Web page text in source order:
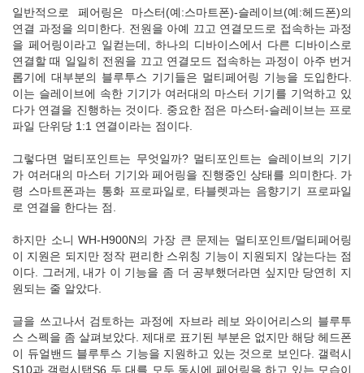
일반적으로 페어링은 마스터(예:스마트폰)-슬레이브(예:헤드폰)의
연결 과정을 의미한다. 전원을 아예 끄고 연결모드로 접속하는 과정
을 페어링이라고 일컫는데, 하나의 디바이스에서 다른 디바이스로
연결할 때 일일히 전원을 끄고 연결모드 접속하는 과정이 아주 번거
롭기에 대부분의 블루투스 기기들은 멀티페어링 기능을 도입한다.
이는 슬레이브에 속한 기기가 여러대의 마스터 기기를 기억하고 있
다가 연결을 진행하는 것이다. 중요한 점은 마스터-슬레이브는 프로
파일 단위당 1:1 연결이라는 점이다.
그렇다면 멀티포인트는 무엇일까? 멀티포인트는 슬레이브의 기기
가 여러대의 마스터 기기와 페어링을 진행중인 상태를 의미한다. 가
령 스마트폰과는 통화 프로파일로, 타블렛과는 음향기기 프로파일
로 연결을 한다는 점.
하지만 소니 WH-H900N의 가장 큰 문제는 멀티포인트/멀티페어링
이 지원은 되지만 정작 편리한 스위칭 기능이 지원되지 않는다는 점
이다. 그러게, 내가 이 기능을 좀 더 공부했더라면 싶지만 당연히 지
원되는 줄 알았다.
글을 쓰고나서 검토하는 과정에 자브라 레보 와이어리스의 블루투
스 스펙을 좀 살펴보았다. 제대로 표기된 부분은 없지만 해당 헤드폰
이 듀얼밴드 블루투스 기능을 지원하고 있는 것으로 보인다. 갤럭시
S10과 갤럭시탭S6 두 대를 모두 동시에 페어링을 하고 있는 모습이